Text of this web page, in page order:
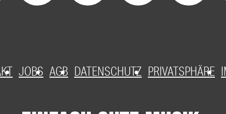
JOBS AGB DATENSCHUTZ PRIVATSPHÄRE